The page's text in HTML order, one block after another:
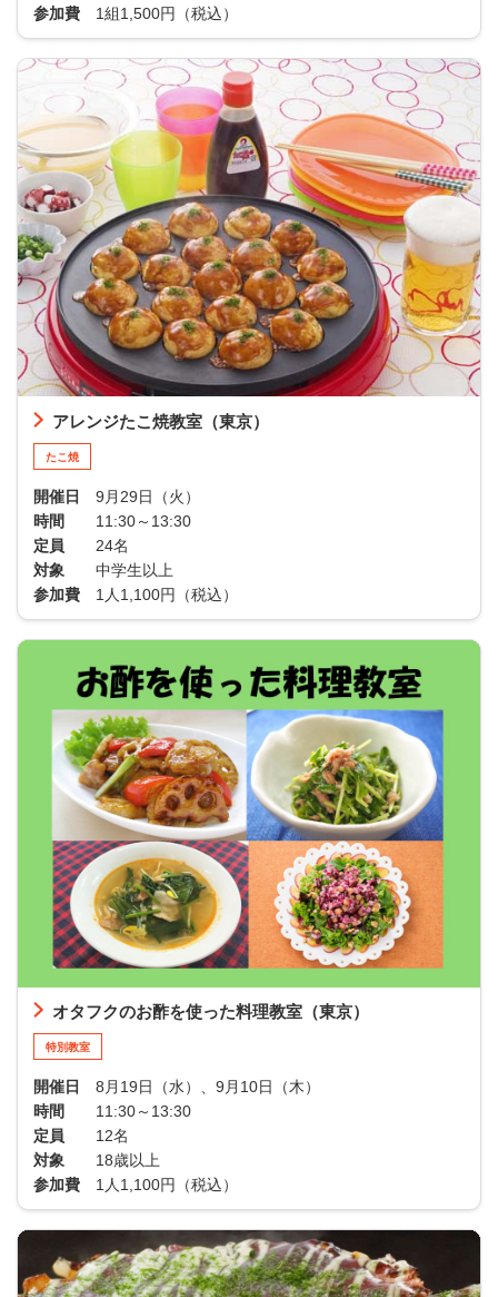
参加費
1組1,500円（税込）
アレンジたこ焼教室（東京）
たこ焼
開催日
9月29日（火）
時間
11:30～13:30
定員
24名
対象
中学生以上
参加費
1人1,100円（税込）
オタフクのお酢を使った料理教室（東京）
特別教室
開催日
8月19日（水）、9月10日（木）
時間
11:30～13:30
定員
12名
対象
18歳以上
参加費
1人1,100円（税込）